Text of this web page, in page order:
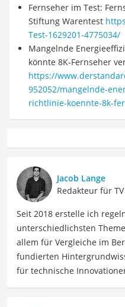
Fernseher im Test:
Stiftung Warentest
Test-1629201-4775034/
Mangelnde
könnte 8K-Fernseher
https://
952052/mangelnde-
richtlinie-koennte-8k-
Jacob Lange
Redakteur für
Seit 2018 erstelle ich
unterschiedlichsten
allem für Vergleiche im
fundierten
für technische